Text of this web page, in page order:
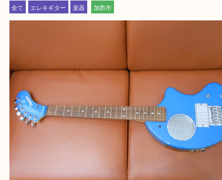
買取大吉西加古川店に来てよかった！そう思ってい
よう丁寧に査定いたします。